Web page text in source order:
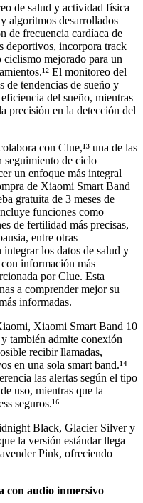
de salud y actividad física
algoritmos desarrollados
de frecuencia cardíaca de
deportivos, incorpora track
mejorado para un
El monitoreo del
de tendencias de sueño y
del sueño, mientras
precisión en la detección del
con Clue,¹³ una de las
seguimiento de ciclo
un enfoque más integral
de Xiaomi Smart Band
gratuita de 3 meses de
funciones como
de fertilidad más precisas,
entre otras
los datos de salud y
información más
por Clue. Esta
a comprender mejor su
informadas.
Xiaomi Smart Band 10
también admite conexión
recibir llamadas,
en una sola smart band.¹⁴
las alertas según el tipo
uso, mientras que la
seguros.¹⁶
Black, Glacier Silver y
la versión estándar llega
Pink, ofreciendo
con audio inmersivo